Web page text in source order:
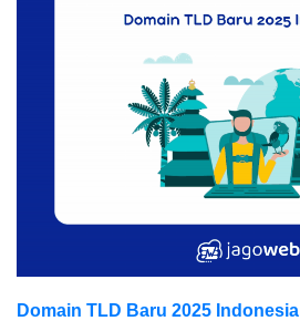
Domain TLD Baru 2025 Indonesia